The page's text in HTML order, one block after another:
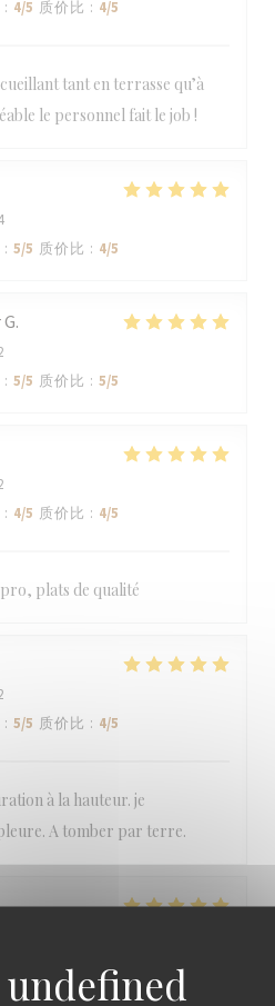
: 4/5 质价比 : 4/5
tant en terrasse qu’à
le personnel fait le job !
: 5/5 质价比 : 4/5
G
: 5/5 质价比 : 5/5
: 4/5 质价比 : 4/5
plats de qualité
: 5/5 质价比 : 4/5
à la hauteur. je
A tomber par terre.
质价比